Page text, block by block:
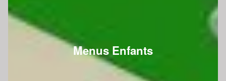
Menus Enfants